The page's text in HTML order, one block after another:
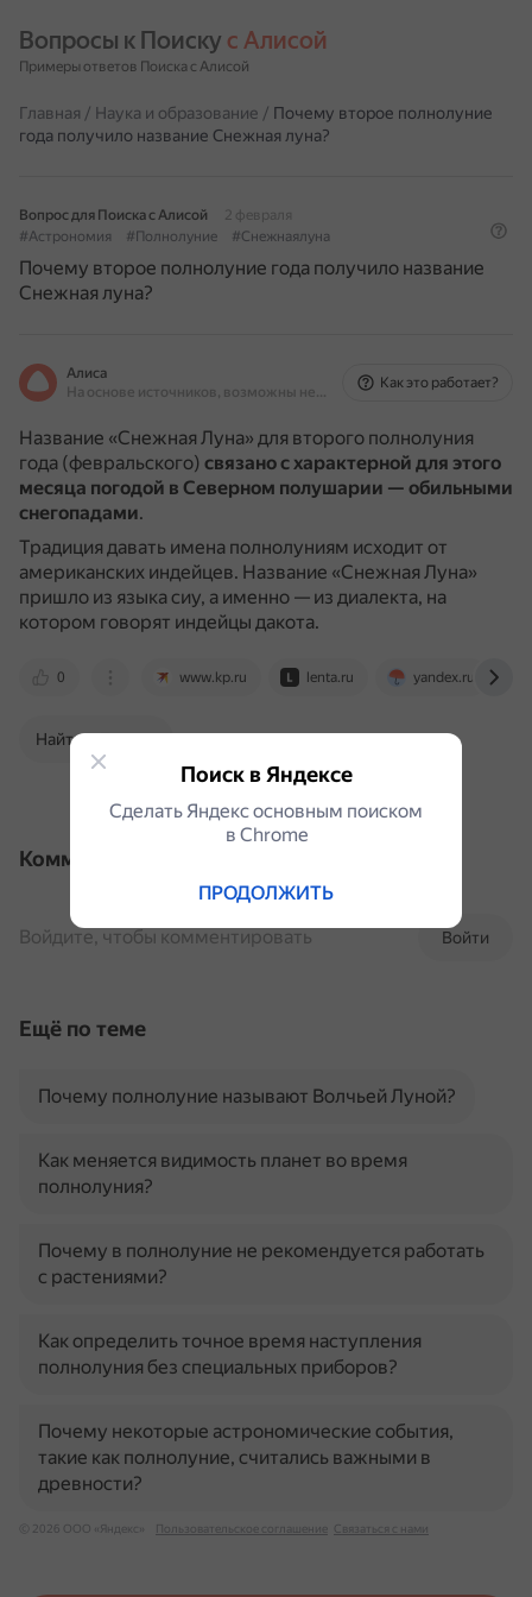
Вопросы к Поиску с Алисой
Примеры ответов Поиска с Алисой
Главная / Наука и образование / Почему второе полнолуние
года получило название Снежная луна?
Вопрос для Поиска с Алисой
2 февраля
#Астрономия
#Полнолуние #Снежнаялуна
Почему второе полнолуние года получило название
Снежная луна?
Алиса
На основе источников, возможны неточности
Как это работает?
Название «Снежная Луна» для второго полнолуния
года (февральского) связано с характерной для этого
месяца погодой в Северном полушарии — обильными
снегопадами.
Традиция давать имена полнолуниям исходит от
американских индейцев. Название «Снежная Луна»
пришло из языка сиу, а именно — из диалекта, на
котором говорят индейцы дакота.
0 www.kp.ru lenta.ru yandex.ru
Найти в Поиске
Комментарии
Войти
Войдите, чтобы комментировать
Ещё по теме
Почему полнолуние называют Волчьей Луной?
Как меняется видимость планет во время
полнолуния?
Почему в полнолуние не рекомендуется работать
с растениями?
Как определить точное время наступления
полнолуния без специальных приборов?
Почему некоторые астрономические события,
такие как полнолуние, считались важными в
древности?
© 2026 ООО «Яндекс» Пользовательское соглашение Связаться с нами
Поиск в Яндексе
Сделать Яндекс основным поиском
в Сhrome
ПРОДОЛЖИТЬ